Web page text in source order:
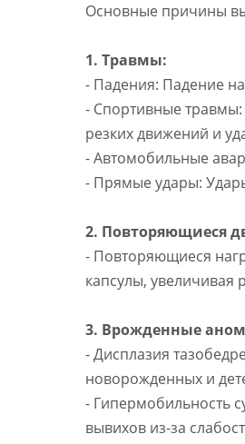
Основные причины
1. Травмы:
- Падения: Падение
- Спортивные травмы:
резких движений и
- Автомобильные
- Прямые удары:
2. Повторяющиеся
- Повторяющиеся
капсулы, увеличивая
3. Врожденные
- Дисплазия
новорожденных и
- Гипермобильность
вывихов из-за